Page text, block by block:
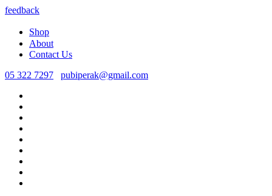
feedback
Shop
About
Contact Us
05 322 7297
pubiperak@gmail.com